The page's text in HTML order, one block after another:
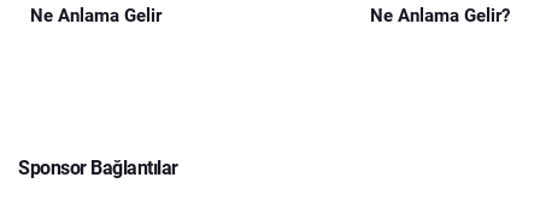
Ne Anlama Gelir
Ne Anlama Gelir?
Sponsor Bağlantılar